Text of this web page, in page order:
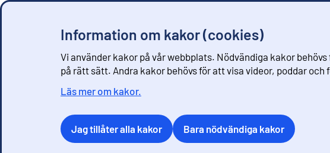
Information om kakor (cookies)
Vi använder kakor på vår webbplats. Nödvändiga kakor
på rätt sätt. Andra kakor behövs för att visa videor, poddar
Läs mer om kakor.
Jag tillåter alla kakor Bara nödvändiga kakor